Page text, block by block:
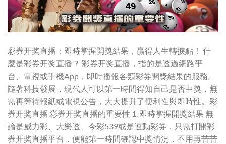
彩券开奖直播：即時掌握開獎結果，贏得人生轉捩點！ 什
麼是彩券开奖直播？ 彩券开奖直播，指的是透過網路平
台、電視或手機App，即時播報各類彩券開獎結果的服務。
隨著科技發展，現代人可以第一時間得知自己是否中獎，無
需再等待報紙或電視公告，大大提升了便利性與即時性。彩
券开奖直播 彩券开奖直播的重要性 1. 即時掌握開獎結果 無
論是威力彩、大樂透、今彩539或是運動彩券，只需打開彩
券开奖直播平台，便能第一時間確認中獎情況，不用再苦苦